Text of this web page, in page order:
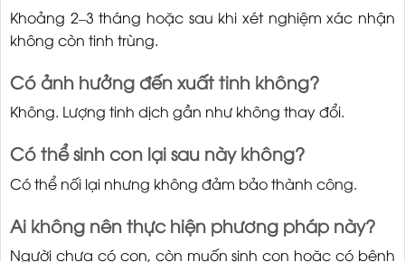
Khoảng 2–3 tháng hoặc sau khi xét nghiệm xác nhận
không còn tinh trùng.
Có ảnh hưởng đến xuất tinh không?
Không. Lượng tinh dịch gần như không thay đổi.
Có thể sinh con lại sau này không?
Có thể nối lại nhưng không đảm bảo thành công.
Ai không nên thực hiện phương pháp này?
Người chưa có con, còn muốn sinh con hoặc có bệnh